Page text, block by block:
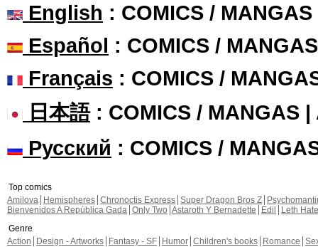
English : COMICS /
Español : COMICS /
Français : COMICS /
日本語: COMICS / MANGAS |
Русский : COMICS /
Top comics
Amilova
Hemispheres Chronoctis Express Super Dragon Bros Z
Bienvenidos A República Gada Only Two Astaroth Y Bernadette Edil
Leth Hate
Genre
Action
Design - Artworks Fantasy - SF Humor Children's books Romance